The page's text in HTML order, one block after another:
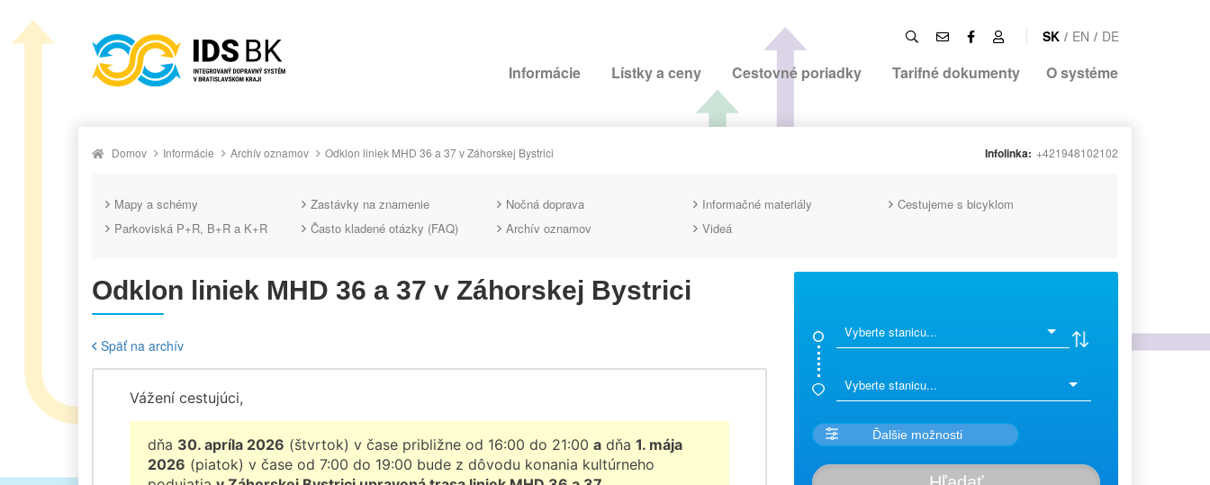
SK / EN / DE
Informácie Lístky a ceny Cestovné poriadky Tarifné dokumenty O systéme
Domov Informácie Archív oznamov Odklon liniek MHD 36 a 37 v Záhorskej Bystrici Infolinka: +421948102102
Mapy a schémy Zastávky na znamenie Nočná doprava Informačné materiály
Cestujeme s bicyklom
Parkoviská P+R, B+R a K+R
Často kladené otázky (FAQ) Archív oznamov Videá
Odklon liniek MHD 36 a 37 v Záhorskej Bystrici
Späť na archív
Vážení cestujúci,
dňa 30. apríla 2026 (štvrtok) v čase približne od 16:00 do 21:00 a dňa 1. mája
2026 (piatok) v čase od 7:00 do 19:00 bude z dôvodu konania kultúrneho